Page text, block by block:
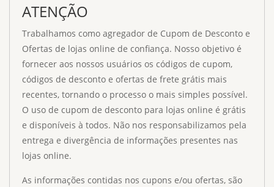
ATENÇÃO
Trabalhamos como agregador de Cupom de Desconto e
Ofertas de lojas online de confiança. Nosso objetivo é
fornecer aos nossos usuários os códigos de cupom,
códigos de desconto e ofertas de frete grátis mais
recentes, tornando o processo o mais simples possível.
O uso de cupom de desconto para lojas online é grátis
e disponíveis à todos. Não nos responsabilizamos pela
entrega e divergência de informações presentes nas
lojas online.
As informações contidas nos cupons e/ou ofertas, são